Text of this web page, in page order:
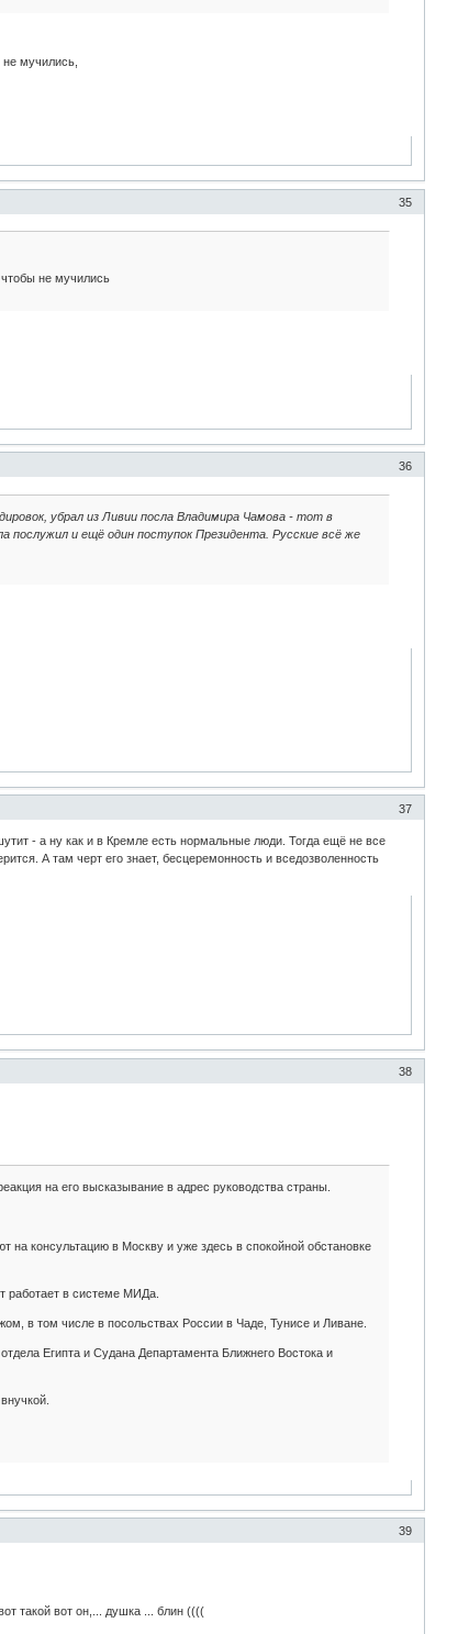
мучились,
35
не мучились
36
убрал из Ливии посла Владимира Чамова - тот в
послужил и ещё один поступок Президента. Русские всё же
37
- а ну как и в Кремле есть нормальные люди. Тогда ещё не все
А там черт его знает, бесцеремонность и вседозволенность
38
на его высказывание в адрес руководства страны.
консультацию в Москву и уже здесь в спокойной обстановке
работает в системе МИДа.
в том числе в посольствах России в Чаде, Тунисе и Ливане.
Египта и Судана Департамента Ближнего Востока и
39
такой вот он,... душка ... блин ((((